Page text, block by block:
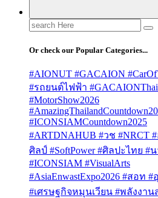
Search
for:
Or check our Popular Categories...
#AIONUT #GACAION
#รถยนต์ไฟฟ้า
#MotorShow2026
#ICONSIAMCountdown2025
#ARTDNAHUB #วช #NRCT
ศิลป์ #SoftPower #ศิลปะไทย
#ICONSIAM #VisualArts
#AsiaEnwastExpo2026 #สอท
#เศรษฐกิจหมุนเวียน #พลังงาน